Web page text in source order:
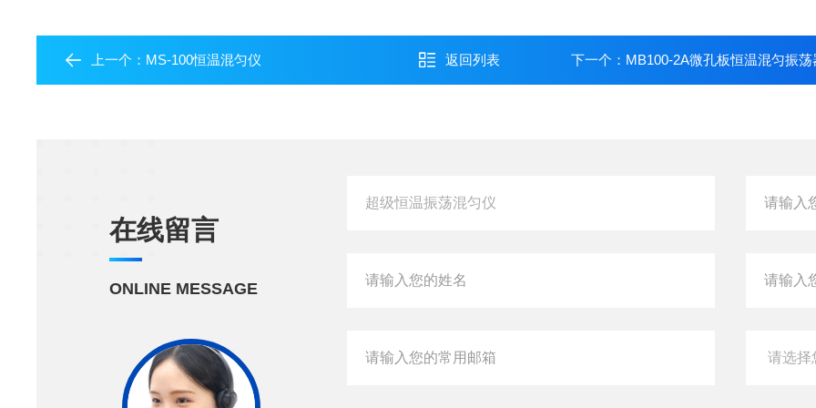
上一个： MS-100恒温混匀仪 返回列表 下一个： MB100-2A微孔板恒温混匀振荡
在线留言
ONLINE MESSAGE